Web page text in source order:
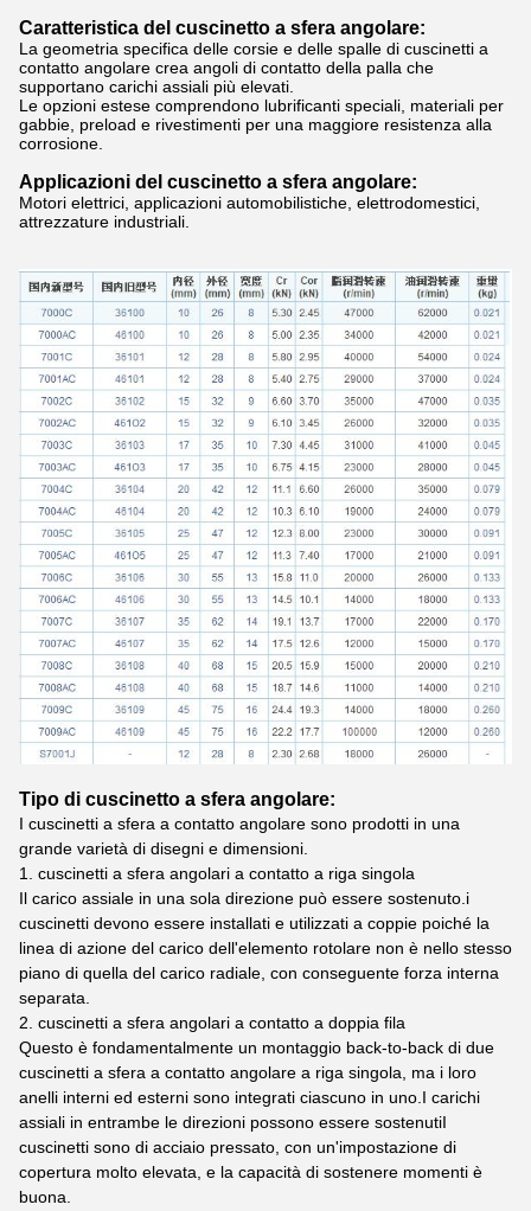
Caratteristica del cuscinetto a sfera angolare:
La geometria specifica delle corsie e delle spalle di cuscinetti a
contatto angolare crea angoli di contatto della palla che
supportano carichi assiali più elevati.
Le opzioni estese comprendono lubrificanti speciali, materiali per
gabbie, preload e rivestimenti per una maggiore resistenza alla
corrosione.
Applicazioni del cuscinetto a sfera angolare:
Motori elettrici, applicazioni automobilistiche, elettrodomestici,
attrezzature industriali.
Tipo di cuscinetto a sfera angolare:
I cuscinetti a sfera a contatto angolare sono prodotti in una
grande varietà di disegni e dimensioni.
1. cuscinetti a sfera angolari a contatto a riga singola
Il carico assiale in una sola direzione può essere sostenuto.i
cuscinetti devono essere installati e utilizzati a coppie poiché la
linea di azione del carico dell'elemento rotolare non è nello stesso
piano di quella del carico radiale, con conseguente forza interna
separata.
2. cuscinetti a sfera angolari a contatto a doppia fila
Questo è fondamentalmente un montaggio back-to-back di due
cuscinetti a sfera a contatto angolare a riga singola, ma i loro
anelli interni ed esterni sono integrati ciascuno in uno.I carichi
assiali in entrambe le direzioni possono essere sostenutiI
cuscinetti sono di acciaio pressato, con un'impostazione di
copertura molto elevata, e la capacità di sostenere momenti è
buona.